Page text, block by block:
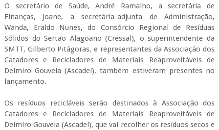
O secretário de Saúde, André Ramalho, a secretária de
Finanças, Joane, a secretária-adjunta de Administração,
Wanda, Eraldo Nunes, do Consórcio Regional de Resíduas
Sólidos do Sertão Alagoano (Cressal), o superintendente da
SMTT, Gilberto Pitágoras, e representantes da Associação dos
Catadores e Recicladores de Materiais Reaproveitáveis de
Delmiro Gouveia (Ascadel), também estiveram presentes no
lançamento.
Os resíduos recicláveis serão destinados à Associação dos
Catadores e Recicladores de Materiais Reaproveitáveis de
Delmiro Gouveia (Ascadel), que vai recolher os resíduos secos e